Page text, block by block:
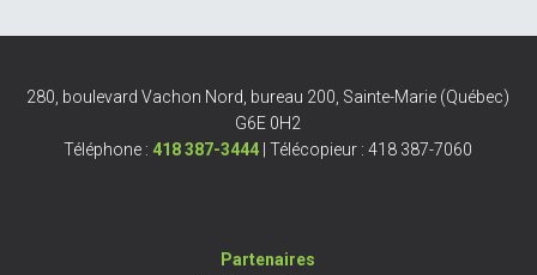
280, boulevard Vachon Nord, bureau 200, Sainte-Marie (Québec)
G6E 0H2
Téléphone : 418 387-3444 | Télécopieur : 418 387-7060
Partenaires